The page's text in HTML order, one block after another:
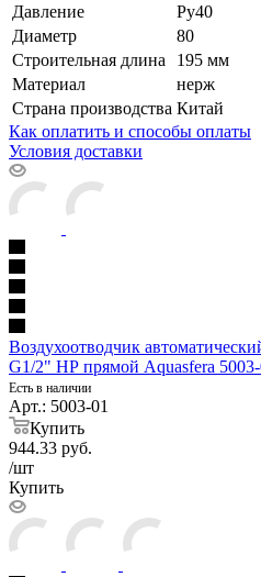
Давление
Ру40
Диаметр
80
Строительная длина
195 мм
Материал
нерж
Страна производства Китай
Как оплатить и способы оплаты
Условия доставки
Воздухоотводчик
G1/2" НР прямой Aquasfera 5003-
Есть в наличии
Арт.: 5003-01
Купить
944.33 руб.
/шт
Купить